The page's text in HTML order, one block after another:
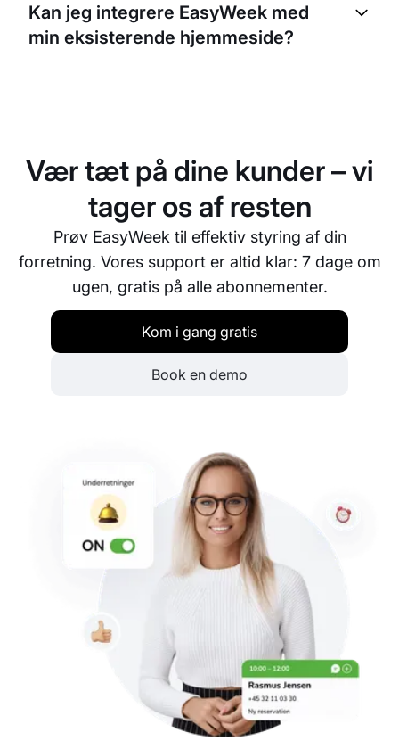
reducere udeblivelser og aflysninger i sidste
øjeblik. Du kan tilpasse påmindelserne efter din
Kan jeg integrere EasyWeek med
min eksisterende hjemmeside?
bookingprocessen bliver endnu mere bekvem.
Vær tæt på dine kunder – vi
tager os af resten
Prøv EasyWeek til effektiv styring af din
forretning. Vores support er altid klar: 7 dage om
ugen, gratis på alle abonnementer.
Kom i gang gratis
Book en demo